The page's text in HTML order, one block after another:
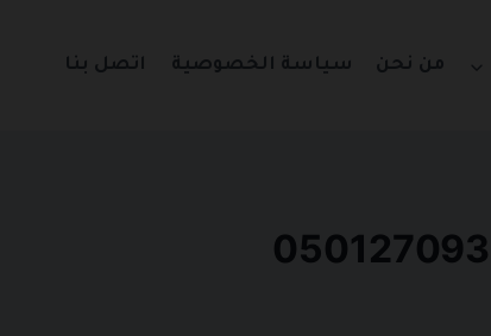
من نحن سياسة الخصوصية اتصل بنا